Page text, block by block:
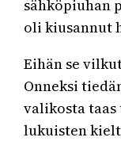
sähköpiuhan
oli kiusannut
Eihän se
Onneksi
valikosta
lukuisten